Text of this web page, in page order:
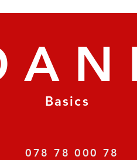
Basics
078 78